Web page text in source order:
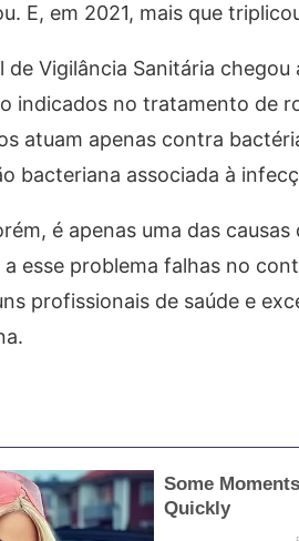
E, em 2021, mais que
de Vigilância Sanitária
indicados no tratamento de
atuam apenas contra
bacteriana associada à
é apenas uma das
esse problema falhas no
profissionais de saúde e